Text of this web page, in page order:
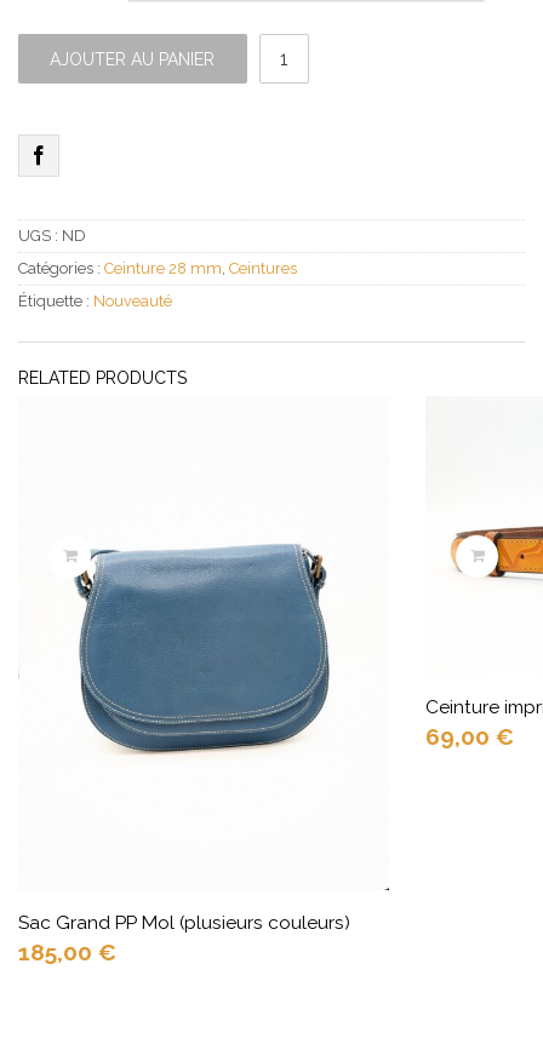
AJOUTER AU PANIER
quantité
Ceinture
pistache
UGS : ND
Catégories : Ceinture 28 mm Ceintures
Étiquette : Nouveauté
RELATED PRODUCTS
Sac Grand PP Mol (plusieurs couleurs)
185,00 €
Ceinture
69,00 €